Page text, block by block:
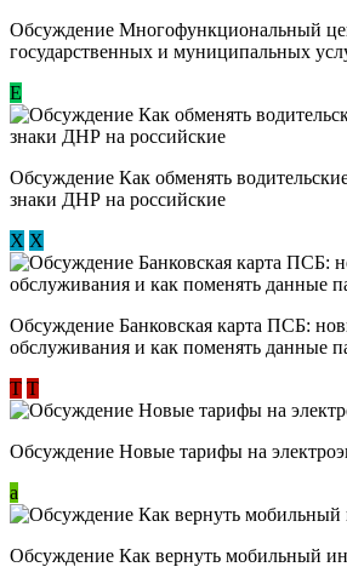
Обсуждение Многофункциональный
государственных и муниципальных
E
Обсуждение ​Как обменять
знаки ДНР на российские
Х Х
Обсуждение ​Банковская карта ПСБ:
обслуживания и как поменять данные
Т Т
Обсуждение Новые тарифы на
a
Обсуждение Как вернуть мобильный